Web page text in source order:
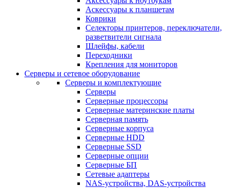
Аскессуары к планшетам
Коврики
Селекторы принтеров, переключатели,
разветвители сигнала
Шлейфы, кабели
Переходники
Крепления для мониторов
Серверы и сетевое оборудование
Серверы и комплектующие
Серверы
Серверные процессоры
Серверные материнские платы
Серверная память
Серверные корпуса
Серверные HDD
Серверные SSD
Серверные опции
Серверные БП
Сетевые адаптеры
NAS-устройства, DAS-устройства